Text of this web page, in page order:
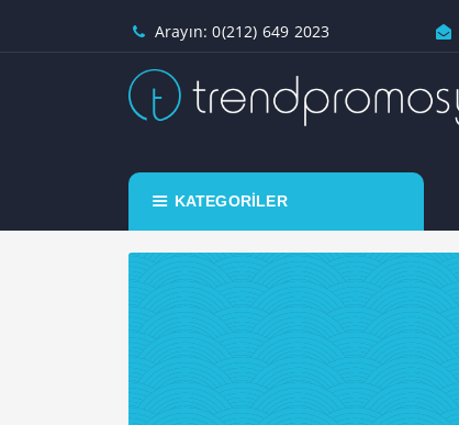
Arayın: 0(212) 649 2023
KATEGORİLER